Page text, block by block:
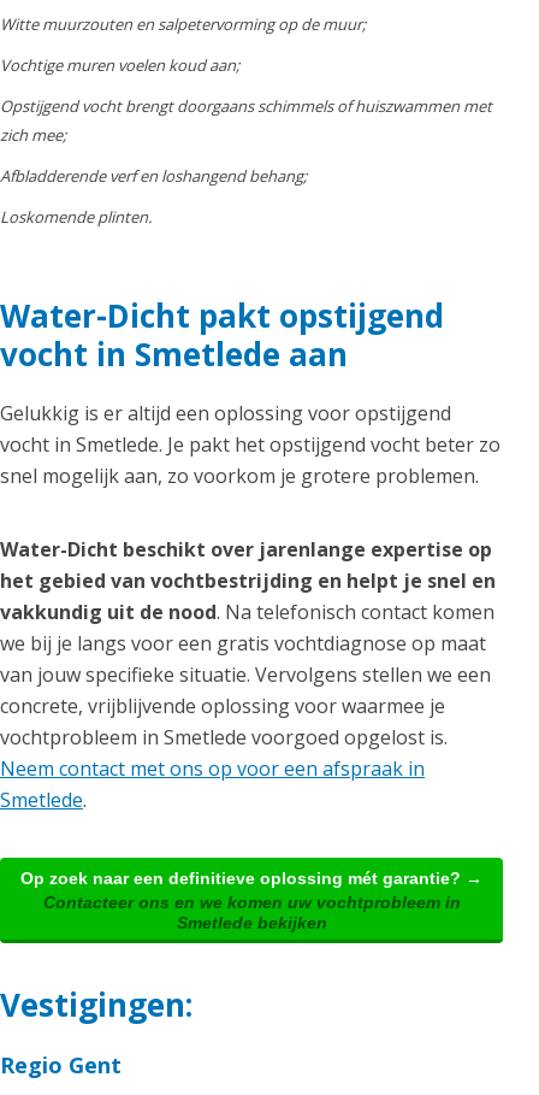
Witte muurzouten en salpetervorming op de muur;
Vochtige muren voelen koud aan;
Opstijgend vocht brengt doorgaans schimmels of huiszwammen met
zich mee;
Afbladderende verf en loshangend behang;
Loskomende plinten.
Water-Dicht pakt opstijgend
vocht in Smetlede aan
Gelukkig is er altijd een oplossing voor opstijgend
vocht in Smetlede. Je pakt het opstijgend vocht beter zo
snel mogelijk aan, zo voorkom je grotere problemen.
Water-Dicht beschikt over jarenlange expertise op
het gebied van vochtbestrijding en helpt je snel en
vakkundig uit de nood. Na telefonisch contact komen
we bij je langs voor een gratis vochtdiagnose op maat
van jouw specifieke situatie. Vervolgens stellen we een
concrete, vrijblijvende oplossing voor waarmee je
vochtprobleem in Smetlede voorgoed opgelost is.
Neem contact met ons op voor een afspraak in
Smetlede.
Op zoek naar een definitieve oplossing mét garantie? →
Contacteer ons en we komen uw vochtprobleem in
Smetlede bekijken
Vestigingen:
Regio Gent